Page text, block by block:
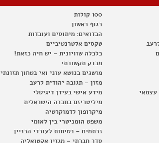
עצמאי
100 קולות
בגוף ראשון
הבדואים: מיתוסים ועובדות
טקסים אלטרנטיביים
כלכלה שוויונית – יש חיה כזאת!
מבדק תקשורתי
מושגים בנושא עוני ואי בטחון תזונתי
מזון – תגובה יהודית לרעב
מידע אישי בעידן דיגיטלי
מיליטריזם בחברה הישראלית
מיקרופון לדמוקרטיה
משפט הומניטרי בין לאומי
נרתמים – בטיחות לעובדי הבניין
סדר חברתי – מגזין אקטואליה